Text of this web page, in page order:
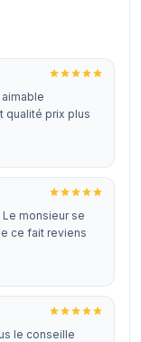
qualité prix plus
monsieur se
ce fait reviens
le conseille